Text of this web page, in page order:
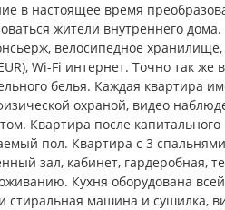
в настоящее время
жители внутреннего
велосипедное
Wi-Fi интернет. Точно так же
белья. Каждая квартира
охраной, видео
Квартира после
пол. Квартира с 3
зал, кабинет, гардеробная,
Кухня оборудована
стиральная машина и сушилка,